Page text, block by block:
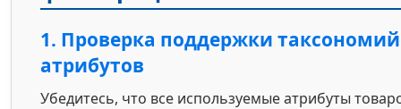
1. Проверка поддержки
атрибутов
Убедитесь, что все используемые атрибуты